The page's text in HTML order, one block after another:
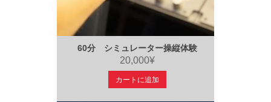
60分 シミュレーター操縦体験
20,000¥
カートに追加